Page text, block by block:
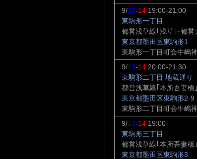
9/13-14 19:00-21:00
東駒形一丁目
都営浅草線｢浅草｣･都営
東京都墨田区東駒形1
東駒形一丁目町会牛嶋
9/13-14 20:00-21:30
東駒形二丁目 地蔵通り
都営浅草線｢本所吾妻橋｣
東京都墨田区東駒形2-9
東駒形二丁目町会牛嶋
9/13-14 19:00-
東駒形三丁目
都営浅草線｢本所吾妻橋｣
東京都墨田区東駒形3